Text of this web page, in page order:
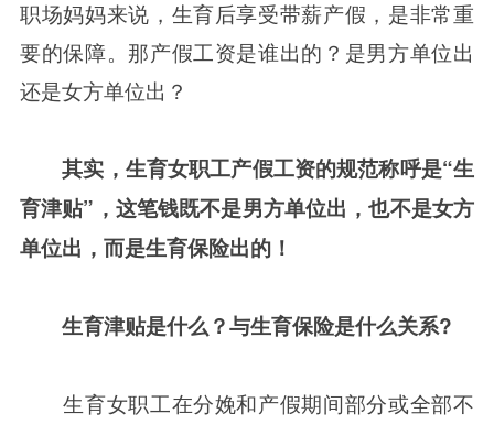
职场妈妈来说，生育后享受带薪产假，是非常重
要的保障。那产假工资是谁出的？是男方单位出
还是女方单位出？
其实，生育女职工产假工资的规范称呼是“生
育津贴”，这笔钱既不是男方单位出，也不是女方
单位出，而是生育保险出的！
生育津贴是什么？与生育保险是什么关系?
生育女职工在分娩和产假期间部分或全部不